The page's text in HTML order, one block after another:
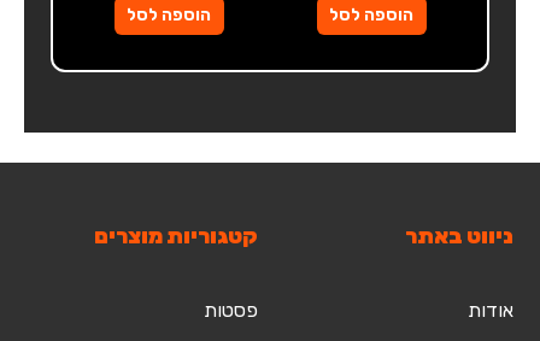
הוספה לסל הוספה לסל
ניווט באתר
אודות
קטגוריות מוצרים
פסטות